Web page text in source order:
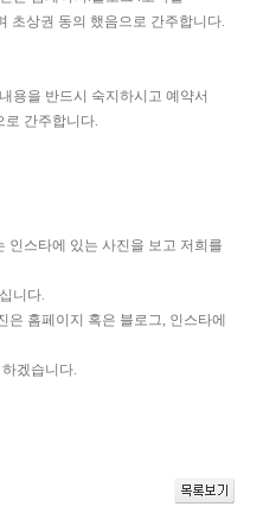
초상권 동의 했음으로 간주합니다.
용을 반드시 숙지하시고 예약서
로 간주합니다.
인스타에 있는 사진을 보고 저희를
니다.
홈페이지 혹은 블로그, 인스타에
겠습니다.